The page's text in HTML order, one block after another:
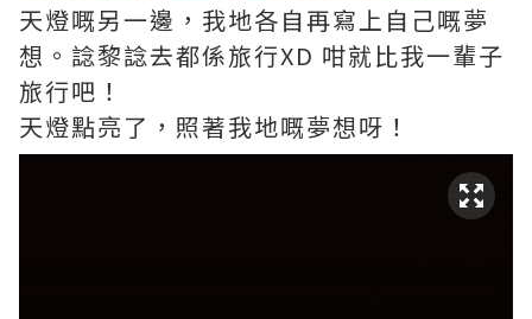
天燈嘅另一邊，我地各自再寫上自己嘅夢
想。諗黎諗去都係旅行XD 咁就比我一輩子
旅行吧！
天燈點亮了，照著我地嘅夢想呀！